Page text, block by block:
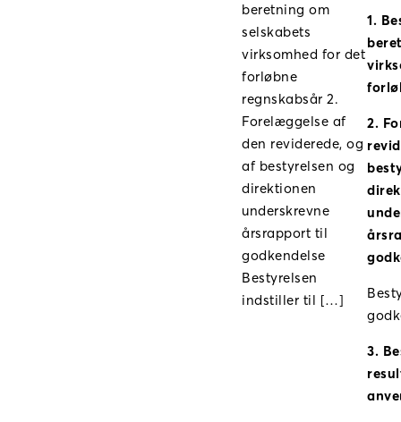
beretning om
selskabets
virksomhed for det
forløbne
regnskabsår 2.
Forelæggelse af
den reviderede, og
af bestyrelsen og
direktionen
underskrevne
årsrapport til
godkendelse
Bestyrelsen
indstiller til […]
1.
2.
3.